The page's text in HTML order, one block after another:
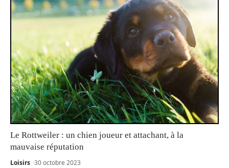
Le Rottweiler : un chien joueur et attachant, à la
mauvaise réputation
Loisirs 30 octobre 2023